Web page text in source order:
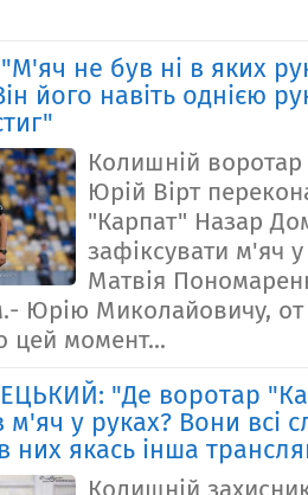
не був ні в яких
його навіть однією
Колишній воротар
Юрій Вірт
"Карпат" Назар
зафіксувати м'яч
Матвія
Юрію Миколайовичу,
цей момент...
"Де воротар
м'яч у руках? Вони всі
якась інша